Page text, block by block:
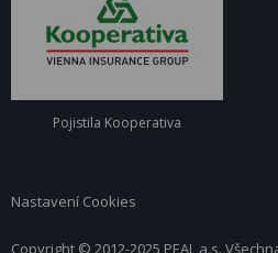
Pojistila Kooperativa
Nastavení Cookies
Copyright © 2012-2025 PEAL a.s.